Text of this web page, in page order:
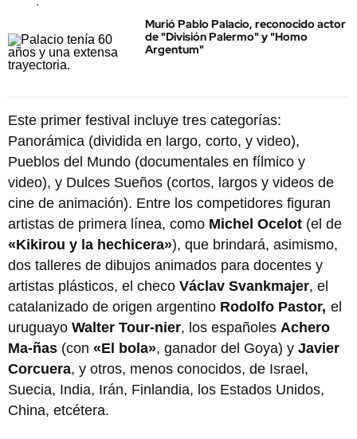
Murió Pablo Palacio, reconocido actor
de "División Palermo" y "Homo
Argentum"
Este primer festival incluye tres categorías:
Panorámica (dividida en largo, corto, y video),
Pueblos del Mundo (documentales en fílmico y
video), y Dulces Sueños (cortos, largos y videos de
cine de animación). Entre los competidores figuran
artistas de primera línea, como Michel Ocelot (el de
«Kikirou y la hechicera»), que brindará, asimismo,
dos talleres de dibujos animados para docentes y
artistas plásticos, el checo Václav Svankmajer, el
catalanizado de origen argentino Rodolfo Pastor, el
uruguayo Walter Tour-nier, los españoles Achero
Ma-ñas (con «El bola», ganador del Goya) y Javier
Corcuera, y otros, menos conocidos, de Israel,
Suecia, India, Irán, Finlandia, los Estados Unidos,
China, etcétera.